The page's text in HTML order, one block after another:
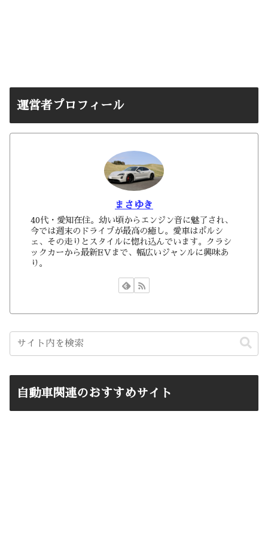
運営者プロフィール
まさゆき
40代・愛知在住。幼い頃からエンジン音に魅了され、
今では週末のドライブが最高の癒し。愛車はポルシ
ェ、その走りとスタイルに惚れ込んでいます。クラシ
ックカーから最新EVまで、幅広いジャンルに興味あ
り。
自動車関連のおすすめサイト